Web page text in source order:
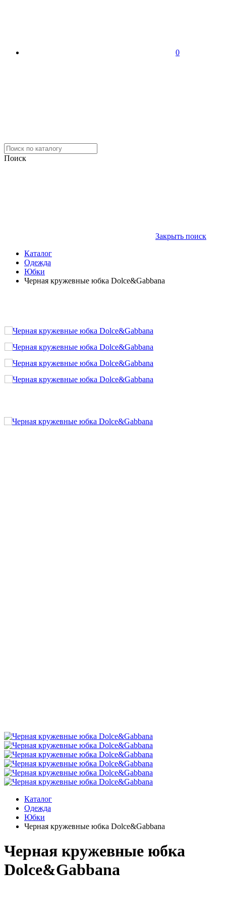
0
Поиск
Закрыть поиск
Каталог
Одежда
Юбки
Черная кружевные юбка Dolce&Gabbana
Каталог
Одежда
Юбки
Черная кружевные юбка Dolce&Gabbana
Черная кружевные юбка
Dolce&Gabbana